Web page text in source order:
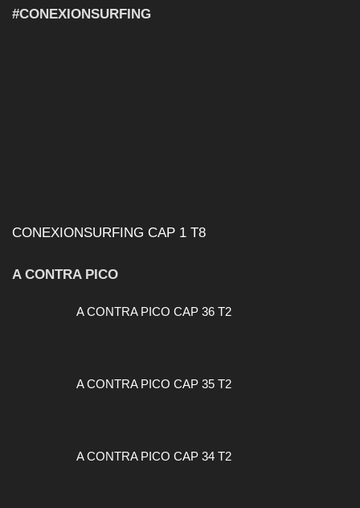
#CONEXIONSURFING
CONEXIONSURFING CAP 1 T8
A CONTRA PICO
A CONTRA PICO CAP 36 T2
A CONTRA PICO CAP 35 T2
A CONTRA PICO CAP 34 T2